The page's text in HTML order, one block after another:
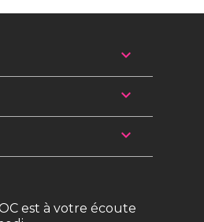



est à votre écoute